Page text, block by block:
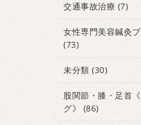
交通事故治療 (7)
女性専門美容鍼灸
(73)
未分類 (30)
股関節・膝・足首
グ》
(86)